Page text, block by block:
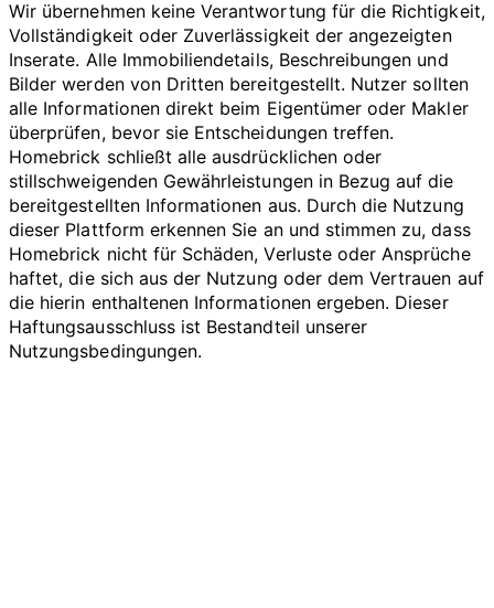
Wir übernehmen keine Verantwortung für die Richtigkeit,
Vollständigkeit oder Zuverlässigkeit der angezeigten
Inserate. Alle Immobiliendetails, Beschreibungen und
Bilder werden von Dritten bereitgestellt. Nutzer sollten
alle Informationen direkt beim Eigentümer oder Makler
überprüfen, bevor sie Entscheidungen treffen.
Homebrick schließt alle ausdrücklichen oder
stillschweigenden Gewährleistungen in Bezug auf die
bereitgestellten Informationen aus. Durch die Nutzung
dieser Plattform erkennen Sie an und stimmen zu, dass
Homebrick nicht für Schäden, Verluste oder Ansprüche
haftet, die sich aus der Nutzung oder dem Vertrauen auf
die hierin enthaltenen Informationen ergeben. Dieser
Haftungsausschluss ist Bestandteil unserer
Nutzungsbedingungen.